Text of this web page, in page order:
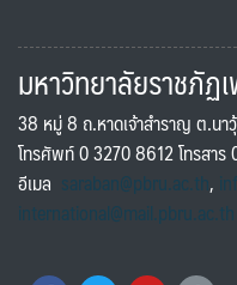
มหาวิทยาลัยราชภัฏ
38 หมู่ 8 ถ.หาดเจ้าสำราญ ต.นา
โทรศัพท์ 0 3270 8612 โทรสา
อีเมล saraban@pbru.ac.th,
international@mail.pbru.ac.th